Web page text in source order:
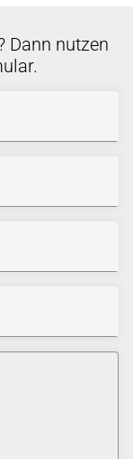
Dann nutzen